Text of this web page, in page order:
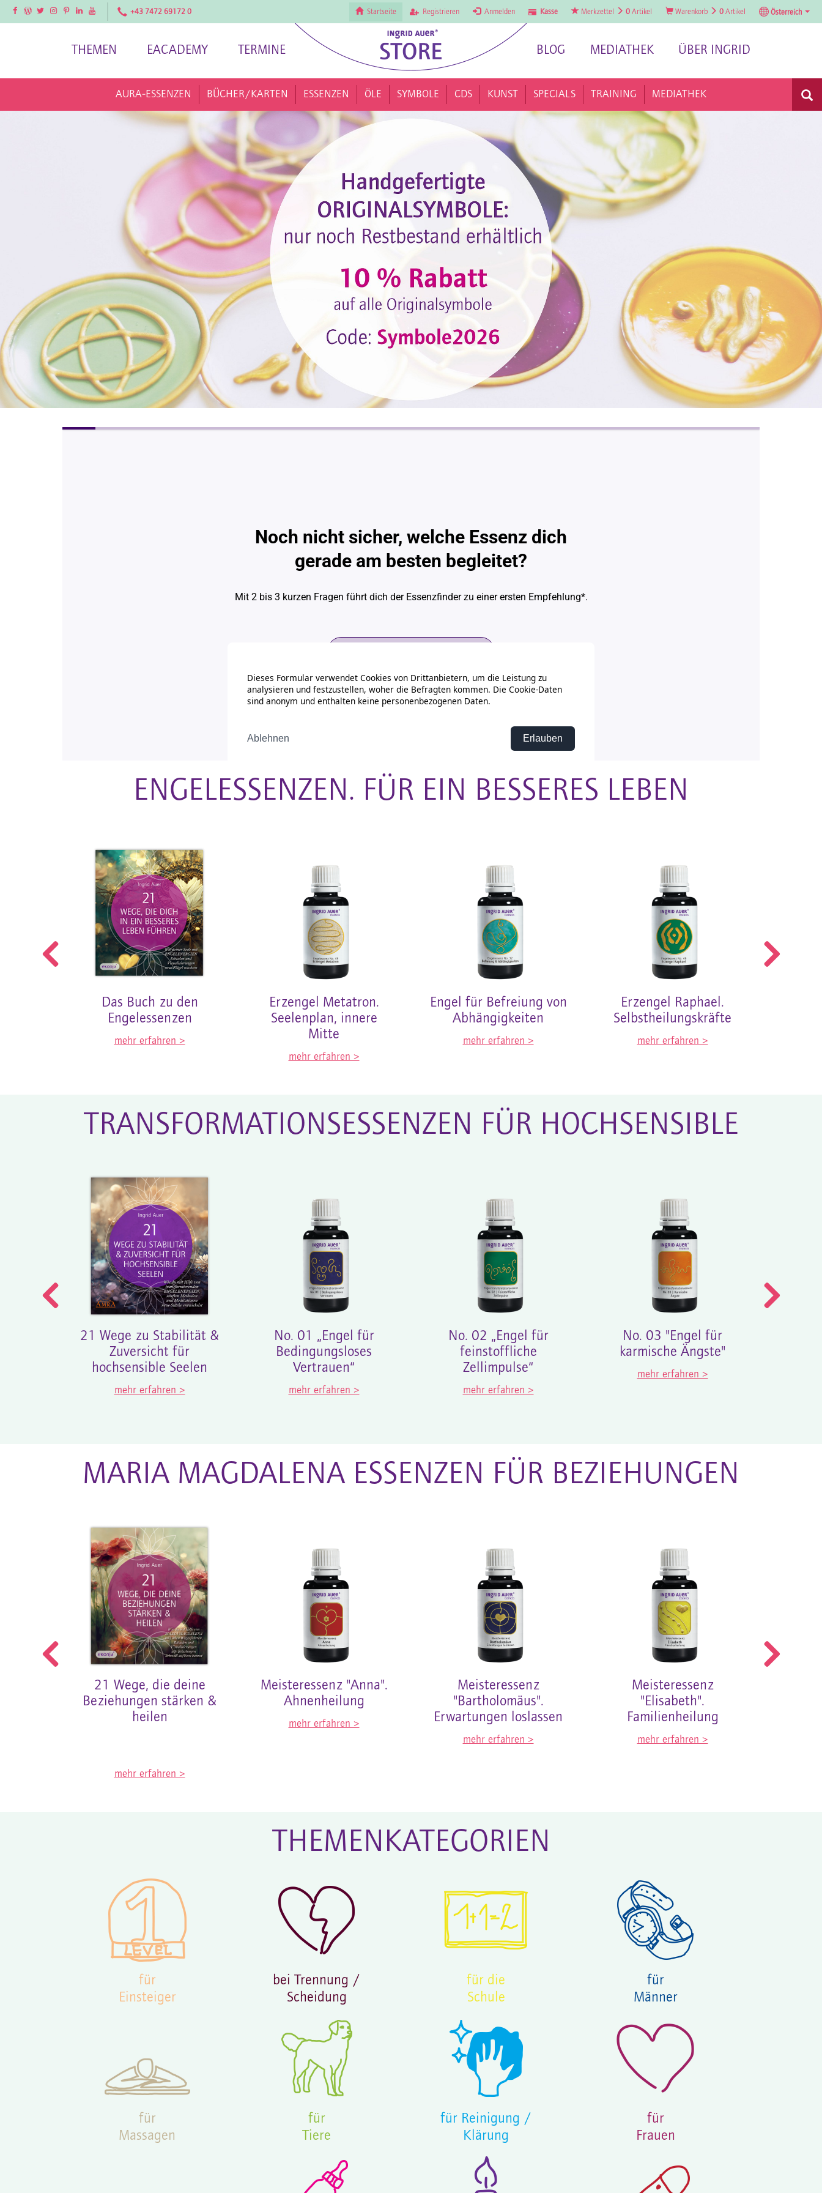
FacebookFacebookTwitterInstagramPinterestLinkedInYouTube +43 7472 69172 0 Startseite Registrieren Anmelden Kasse Merkzettel 0 Artikel Warenkorb 0 Artikel Österreich
THEMEN EACADEMY TERMINE BLOG MEDIATHEK ÜBER INGRID
AURA-ESSENZEN BÜCHER/KARTEN ESSENZEN ÖLE SYMBOLE CDS KUNST SPECIALS TRAINING MEDIATHEK
ENGELESSENZEN. FÜR EIN BESSERES LEBEN
Das Buch zu den
Engelessenzen
mehr erfahren >
Erzengel Metatron.
Seelenplan, innere
Mitte
mehr erfahren >
Engel für Befreiung von
Abhängigkeiten
mehr erfahren >
Erzengel Raphael.
Selbstheilungskräfte
mehr erfahren >
TRANSFORMATIONSESSENZEN FÜR HOCHSENSIBLE
21 Wege zu Stabilität &
Zuversicht für
hochsensible Seelen
mehr erfahren >
No. 01 „Engel für
Bedingungsloses
Vertrauen“
mehr erfahren >
No. 02 „Engel für
feinstoffliche
Zellimpulse“
mehr erfahren >
No. 03 "Engel für
karmische Ängste"
mehr erfahren >
MARIA MAGDALENA ESSENZEN FÜR BEZIEHUNGEN
21 Wege, die deine
Beziehungen stärken &
heilen
mehr erfahren >
Meisteressenz "Anna".
Ahnenheilung
mehr erfahren >
Meisteressenz
"Bartholomäus".
Erwartungen loslassen
mehr erfahren >
Meisteressenz
"Elisabeth".
Familienheilung
mehr erfahren >
THEMENKATEGORIEN
für
Einsteiger
bei Trennung /
Scheidung
für die
Schule
für
Männer
für
Massagen
für
Tiere
für Reinigung /
Klärung
für
Frauen